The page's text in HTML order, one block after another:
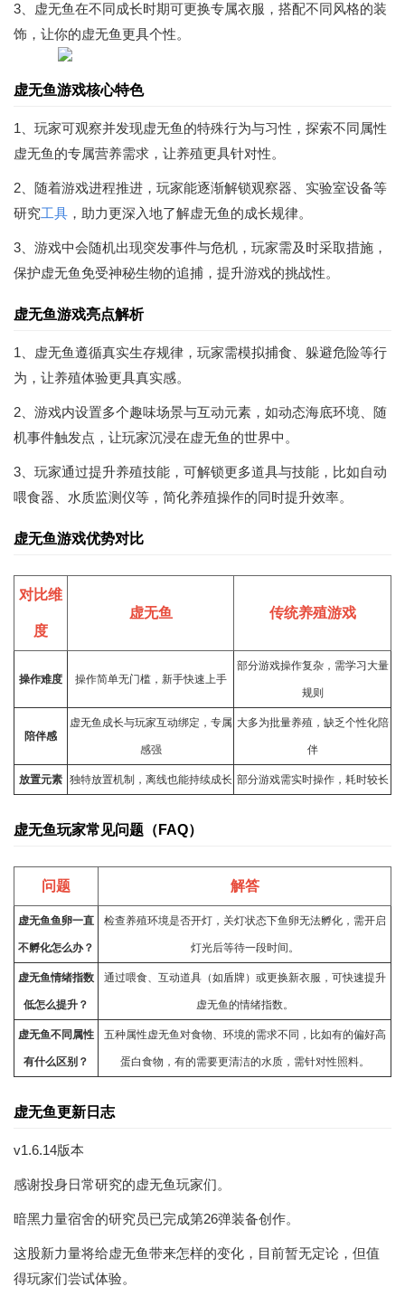
3、虚无鱼在不同成长时期可更换专属衣服，搭配不同风格的装
饰，让你的虚无鱼更具个性。
虚无鱼游戏核心特色
1、玩家可观察并发现虚无鱼的特殊行为与习性，探索不同属性
虚无鱼的专属营养需求，让养殖更具针对性。
2、随着游戏进程推进，玩家能逐渐解锁观察器、实验室设备等
研究工具 ，助力更深入地了解虚无鱼的成长规律。
3、游戏中会随机出现突发事件与危机，玩家需及时采取措施，
保护虚无鱼免受神秘生物的追捕，提升游戏的挑战性。
虚无鱼游戏亮点解析
1、虚无鱼遵循真实生存规律，玩家需模拟捕食、躲避危险等行
为，让养殖体验更具真实感。
2、游戏内设置多个趣味场景与互动元素，如动态海底环境、随
机事件触发点，让玩家沉浸在虚无鱼的世界中。
3、玩家通过提升养殖技能，可解锁更多道具与技能，比如自动
喂食器、水质监测仪等，简化养殖操作的同时提升效率。
虚无鱼游戏优势对比
对比维
度
虚无鱼 传统养殖游戏
操作难度 操作简单无门槛，新手快速上手
部分游戏操作复杂，需学习 大量
规则
陪伴感
虚无鱼成长与玩家互动绑定，专属
感强
大多为批量养殖，缺乏个性化陪
伴
放置元素 独特放置机制，离线也能持续成长 部分游戏需实时操作，耗时较长
虚无鱼玩家常见问题（FAQ）
问题 解答
虚无鱼鱼卵一直
不孵化怎么办？
检查养殖环境是否开灯，关灯状态下鱼卵无法孵化，需开启
灯光后等待一段时间。
虚无鱼情绪指数
低怎么提升？
通过喂食、互动道具（如盾牌）或更换新衣服，可快速提升
虚无鱼的情绪指数。
虚无鱼不同属性
有什么区别？
五种属性虚无鱼对食物、环境的需求不同，比如有的偏好高
蛋白食物，有的需要更清洁的水质，需针对性照料。
虚无鱼更新日志
v1.6.14版本
感谢投身日常研究的虚无鱼玩家们。
暗黑力量宿舍的研究员已完成第26弹装备创作。
这股新力量将给虚无鱼带来怎样的变化，目前暂无定论，但值
得玩家们尝试体验。